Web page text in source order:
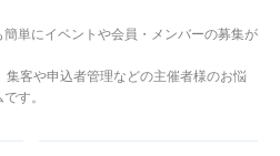
簡単にイベントや会員・メンバーの募集が
客や申込者管理などの主催者様のお悩
す。